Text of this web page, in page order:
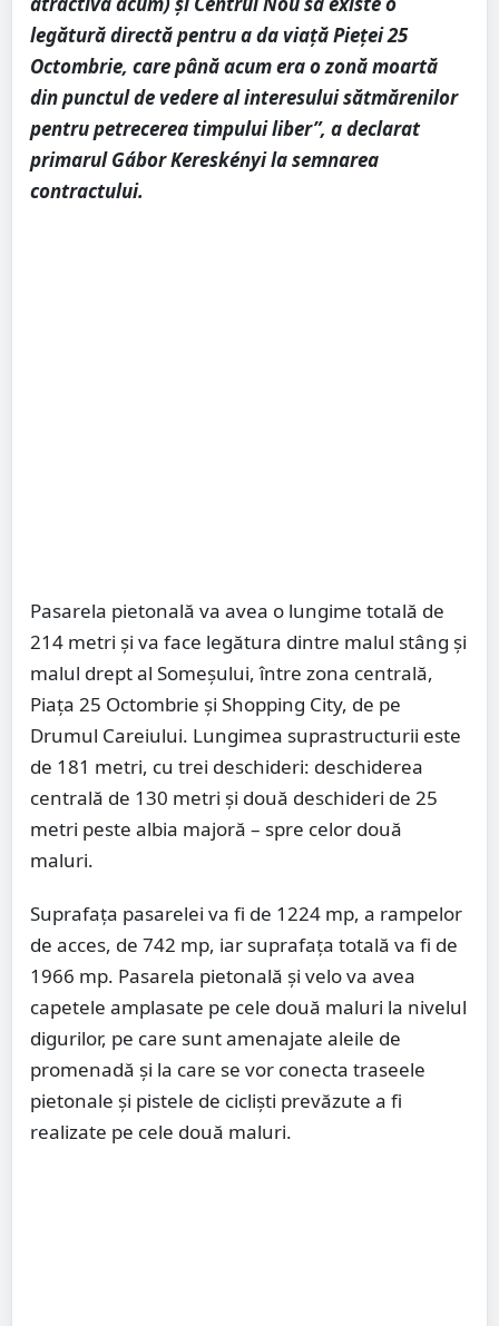
legătură directă pentru a da viață Pieței 25
Octombrie, care până acum era o zonă moartă
din punctul de vedere al interesului sătmărenilor
pentru petrecerea timpului liber”, a declarat
primarul Gábor Kereskényi la semnarea
contractului.
Pasarela pietonală va avea o lungime totală de
214 metri și va face legătura dintre malul stâng și
malul drept al Someșului, între zona centrală,
Piața 25 Octombrie și Shopping City, de pe
Drumul Careiului. Lungimea suprastructurii este
de 181 metri, cu trei deschideri: deschiderea
centrală de 130 metri și două deschideri de 25
metri peste albia majoră – spre celor două
maluri.
Suprafața pasarelei va fi de 1224 mp, a rampelor
de acces, de 742 mp, iar suprafața totală va fi de
1966 mp. Pasarela pietonală și velo va avea
capetele amplasate pe cele două maluri la nivelul
digurilor, pe care sunt amenajate aleile de
promenadă și la care se vor conecta traseele
pietonale și pistele de cicliști prevăzute a fi
realizate pe cele două maluri.